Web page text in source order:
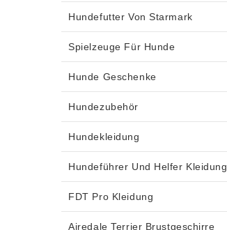
Hundefutter Von Starmark
Spielzeuge Für Hunde
Hunde Geschenke
Hundezubehör
Hundekleidung
Hundeführer Und Helfer Kleidung
FDT Pro Kleidung
Airedale Terrier Brustgeschirre